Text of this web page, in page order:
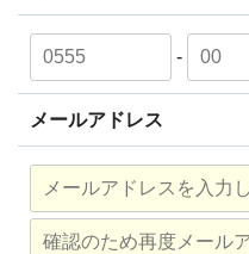
-
メールアドレス